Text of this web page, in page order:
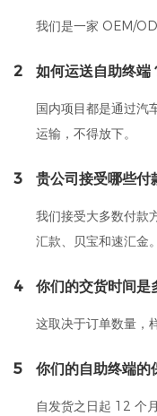
我们是一家 OEM/
2 如何运送自助终端
国内项目都是通过汽
运输，不得放下。
3 贵公司接受哪些付
我们接受大多数付款
汇款、贝宝和速汇金。
4 你们的交货时间是
这取决于订单数量，
5 你们的自助终端的
自发货之日起 12 个